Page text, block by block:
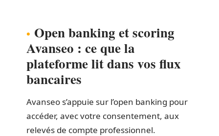
Open banking et scoring
Avanseo : ce que la
plateforme lit dans vos flux
bancaires
Avanseo s’appuie sur l’open banking pour
accéder, avec votre consentement, aux
relevés de compte professionnel.